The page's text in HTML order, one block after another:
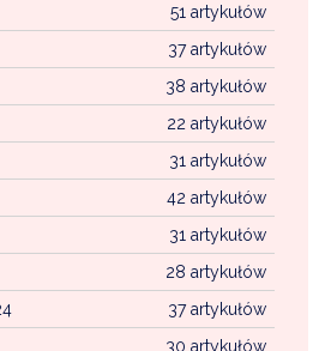
51 artykułów
37 artykułów
38 artykułów
22 artykułów
31 artykułów
42 artykułów
31 artykułów
28 artykułów
37 artykułów
30 artykułów